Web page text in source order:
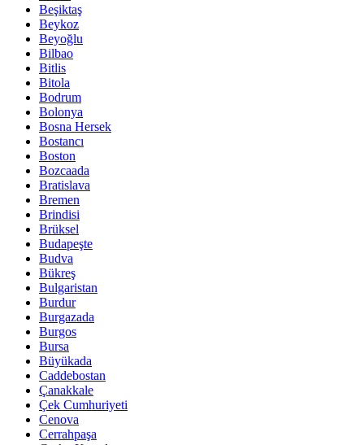
Beşiktaş
Beykoz
Beyoğlu
Bilbao
Bitlis
Bitola
Bodrum
Bolonya
Bosna Hersek
Bostancı
Boston
Bozcaada
Bratislava
Bremen
Brindisi
Brüksel
Budapeşte
Budva
Bükreş
Bulgaristan
Burdur
Burgazada
Burgos
Bursa
Büyükada
Caddebostan
Çanakkale
Çek Cumhuriyeti
Cenova
Cerrahpaşa